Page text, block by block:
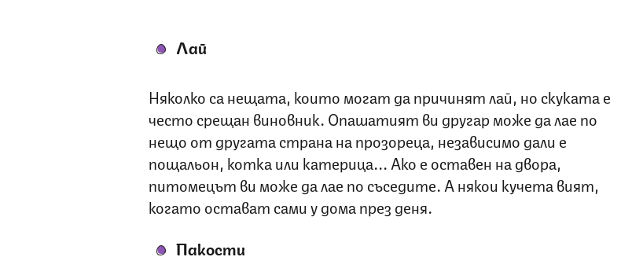
Лай
Няколко са нещата, които могат да причинят лай, но скуката е
често срещан виновник. Опашатият ви другар може да лае по
нещо от другата страна на прозореца, независимо дали е
пощальон, котка или катерица... Ако е оставен на двора,
питомецът ви може да лае по съседите. А някои кучета вият,
когато остават сами у дома през деня.
Пакости